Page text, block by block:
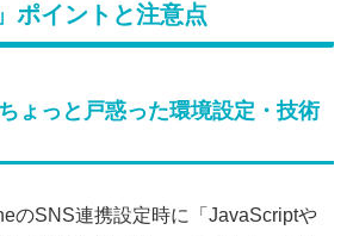
ポイントと注意点
ょっと戸惑った環境設定・技術
のSNS連携設定時に「JavaScriptや